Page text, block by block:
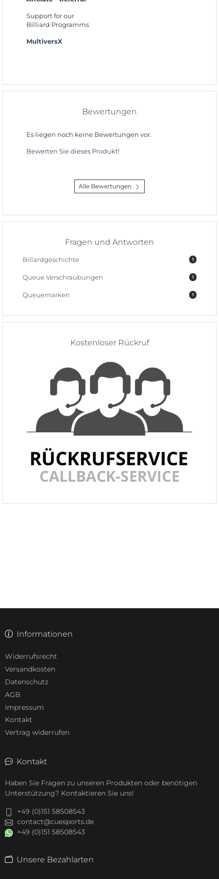
Support for our
Billiard Programms
MultiversX
Bewertungen
Es liegen noch keine Bewertungen vor.
Bewerten Sie dieses Produkt!
Alle Bewertungen
Fragen und Antworten
1
Billardgeschichte
1
Queue Verschraubungen
1
Queuemarken
Kostenloser Rückruf
Informationen
Widerrufsrecht
Versandkosten
Datenschutz
AGB
Impressum
Kontakt
Vertrag widerrufen
Kontakt
Haben Sie Fragen zu unseren Produkten oder benötigen
Unterstützung? Kontaktieren Sie uns!
+49 (0)151 58508543
contact@cuesports.de
+49 (0)151 58508543
Unsere Bezahlarten